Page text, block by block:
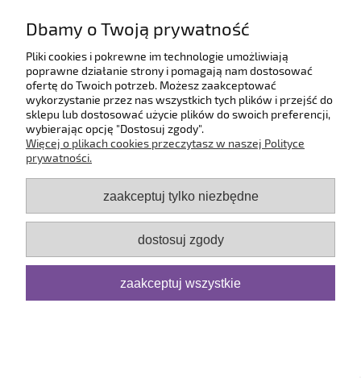
O firmie
pokaż pełną wersję strony
Sklep internetowy Shoper.pl
Dbamy o Twoją prywatność
Pliki cookies i pokrewne im technologie umożliwiają
poprawne działanie strony i pomagają nam dostosować
ofertę do Twoich potrzeb. Możesz zaakceptować
wykorzystanie przez nas wszystkich tych plików i przejść do
sklepu lub dostosować użycie plików do swoich preferencji,
wybierając opcję "Dostosuj zgody".
Więcej o plikach cookies przeczytasz w naszej Polityce
prywatności.
zaakceptuj tylko niezbędne
dostosuj zgody
zaakceptuj wszystkie